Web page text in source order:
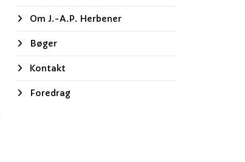
Om J.-A.P. Herbener
Bøger
Kontakt
Foredrag